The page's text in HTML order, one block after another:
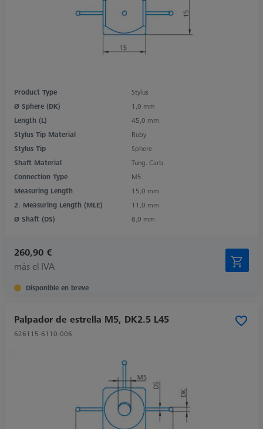
Product Type
Stylus
Ø Sphere (DK)
1,0 mm
Length (L)
45,0 mm
Stylus Tip Material
Ruby
Stylus Tip
Sphere
Shaft Material
Tung. Carb.
Connection Type
M5
Measuring Length
15,0 mm
2. Measuring Length (MLE)
11,0 mm
Ø Shaft (DS)
8,0 mm
260,90 €
más el IVA
Disponible en breve
Palpador de estrella M5, DK2.5 L45
626115-6110-006